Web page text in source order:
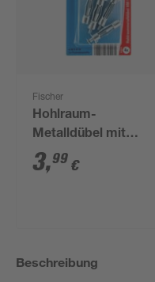
Fischer
Hohlraum-
Metalldübel mit
Schrauben 'HM SK' Ø
5 x 37 mm, 8-teilig
3,99 €
Beschreibung